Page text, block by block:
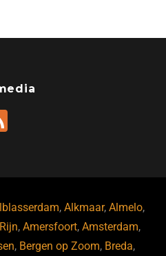
,Alkmaar,Almelo,
,Amersfoort,Amsterdam,
, Bergen op Zoom, Breda,